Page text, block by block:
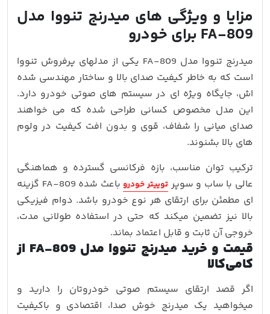
مزایا و ویژگی‌ های میدرنج تنووا مدل
FA-809 برای خودرو
میدرنج تنووا مدل FA-809 یکی از مدلهای پرفروش تنووا
است که به‌ خاطر کیفیت صدای بالا و ساختار مهندسی‌ شده‌
اش، جایگاه ویژه‌ ای در سیستم‌ های صوتی خودرو دارد.
این مدل مخصوص کسانی طراحی شده که می‌ خواهند
صدای میانی را شفاف، قوی و بدون افت کیفیت در ولوم‌
های بالا بشنوند.
ترکیب توان مناسب، بازه فرکانسی گسترده و هماهنگی
عالی با ساب و سوپر توییتر خودرو
باعث شده FA-809 گزینه‌
ای مطمئن برای ارتقای هر نوع خودرو باشد. دوام فیزیکی
بالا نیز تضمین میکند که حتی در استفاده طولانی‌ مدت،
خروجی آن ثابت و قابل‌ اعتماد بماند.
قیمت و خرید میدرنج تنووا مدل FA-809 از
کامی‌کالا
اگر قصد ارتقای سیستم صوتی خودروتان را دارید و
میخواهید یک میدرنج خوش‌ صدا، اقتصادی و باکیفیت